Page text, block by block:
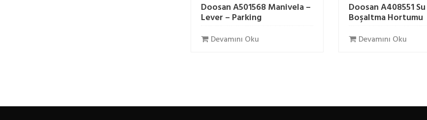
Doosan A501568 Manivela –
Lever – Parking
Devamını Oku
Doosan A408551 Su
Boşaltma Hortumu
Devamını Oku